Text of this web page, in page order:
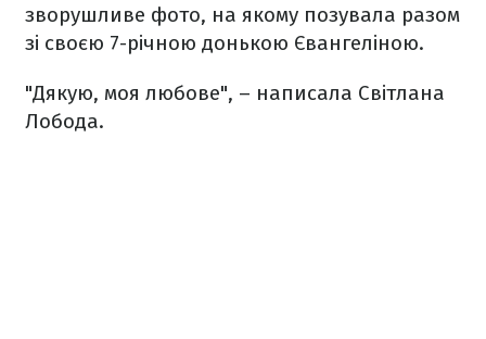
зворушливе фото, на якому позувала разом
зі своєю 7-річною донькою Євангеліною.
"Дякую, моя любове", – написала Світлана
Лобода.